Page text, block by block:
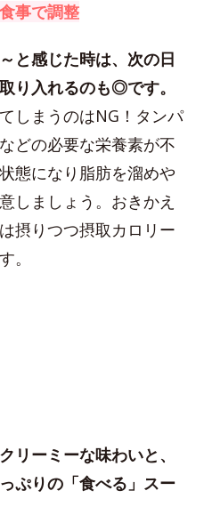
事で調整
と感じた時は、次の日
り入れるのも◎です。
しまうのはNG！タンパ
どの必要な栄養素が不
態になり脂肪を溜めや
しましょう。おきかえ
摂りつつ摂取カロリー
。
リーミーな味わいと、
ぷりの「食べる」スー